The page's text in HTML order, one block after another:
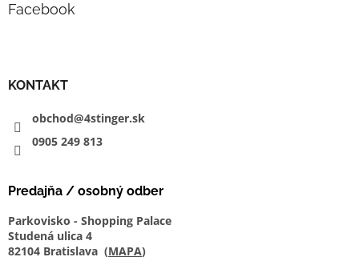
Facebook
KONTAKT
obchod@4stinger.sk
0905 249 813
Predajňa / osobný odber
Parkovisko - Shopping Palace
Studená ulica 4
82104 Bratislava (MAPA)